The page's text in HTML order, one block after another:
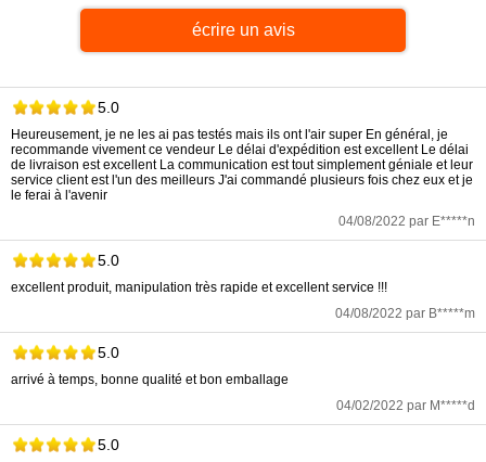
écrire un avis
5.0
Heureusement, je ne les ai pas testés mais ils ont l'air super En général, je
recommande vivement ce vendeur Le délai d'expédition est excellent Le délai
de livraison est excellent La communication est tout simplement géniale et leur
service client est l'un des meilleurs J'ai commandé plusieurs fois chez eux et je
le ferai à l'avenir
04/08/2022 par E*****n
5.0
excellent produit, manipulation très rapide et excellent service !!!
04/08/2022 par B*****m
5.0
arrivé à temps, bonne qualité et bon emballage
04/02/2022 par M*****d
5.0